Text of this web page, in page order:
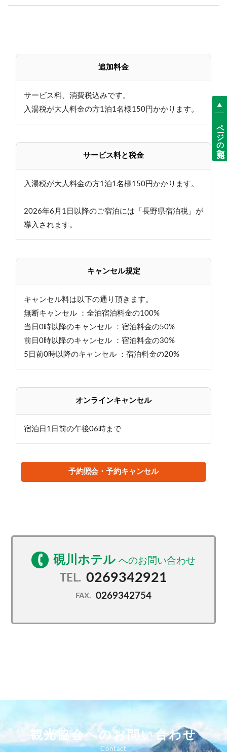
追加料金
サービス料、消費税込みです。
入湯税が大人料金の方1泊1名様150円かかります。
サービス料と税金
入湯税が大人料金の方1泊1名様150円かかります。
2026年6月1日以降のご宿泊には「長野県宿泊税」が
導入されます。
キャンセル規定
キャンセル料は以下の通り頂きます。
無断キャンセル ：全泊宿泊料金の100%
当日0時以降のキャンセル ：宿泊料金の50%
前日0時以降のキャンセル ：宿泊料金の30%
5日前0時以降のキャンセル ：宿泊料金の20%
オンラインキャンセル
宿泊日1日前の午後06時まで
予約照会・予約キャンセル
硯川ホテル
TEL. 0269342921
FAX. 0269342754
観光協会へのお問い合わせ
ページの先頭へ